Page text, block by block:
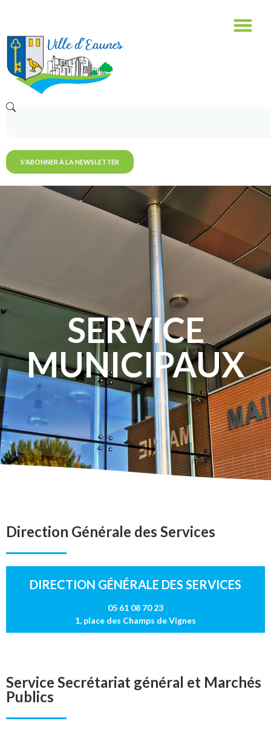
S'ABONNER À LA NEWSLETTER
SERVICE
MUNICIPAUX
Direction Générale des Services
DIRECTION GÉNÉRALE DES SERVICES
05 61 08 70 23
1, place des Champs de Vignes
Service Secrétariat général et Marchés
Publics